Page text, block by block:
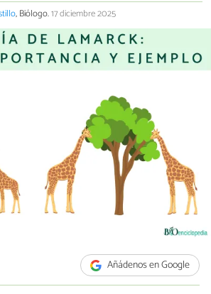
, Biólogo.17 diciembre 2025
Añádenos en Google